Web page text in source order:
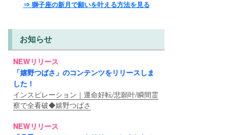
⇒ 獅子座の新月で願いを叶える方法を見る
お知らせ
NEWリリース
「嬉野つばさ」のコンテンツをリリースしま
した！
インスピレーション｜運命好転/悲願叶/瞬間霊
察で全看破◆嬉野つばさ
NEWリリース